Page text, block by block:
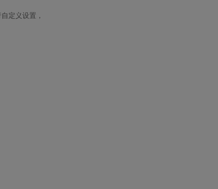
定义设置，